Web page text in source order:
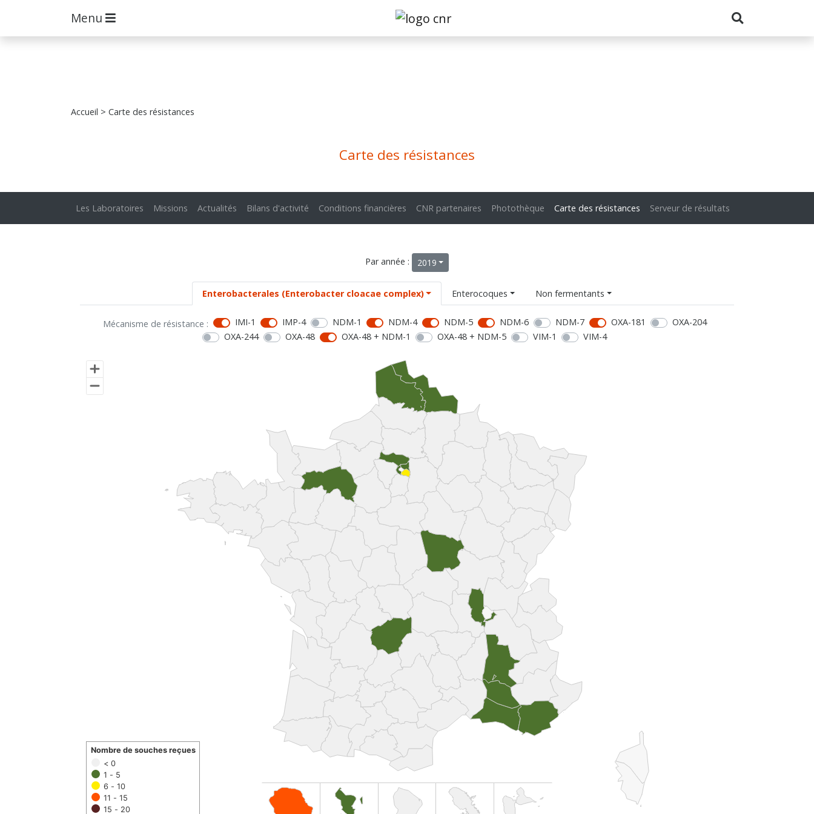
Menu
Accueil > Carte des résistances
Carte des résistances
Les Laboratoires Missions Actualités Bilans d'activité Conditions financières CNR partenaires Photothèque Carte des résistances Serveur de résultats
Par année : 2019
Enterobacterales (Enterobacter cloacae complex) Enterocoques Non fermentants
Mécanisme de résistance : IMI-1 IMP-4 NDM-1 NDM-4 NDM-5 NDM-6 NDM-7 OXA-181
OXA-204
OXA-244
OXA-48 OXA-48 + NDM-1 OXA-48 + NDM-5 VIM-1 VIM-4
< 0
1 - 5
6 - 10
11 - 15
15 - 20
Nombre de souches reçues